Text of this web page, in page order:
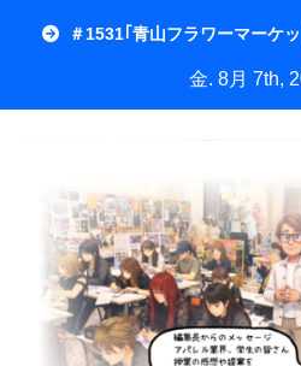
＃1531｢青山フラワーマーケ
金. 8月 7th,